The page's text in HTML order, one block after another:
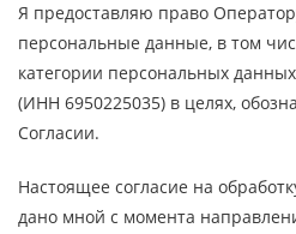
Я предоставляю право
персональные данные, в том
категории персональных
(ИНН 6950225035) в целях,
Согласии.
Настоящее согласие на
дано мной с момента